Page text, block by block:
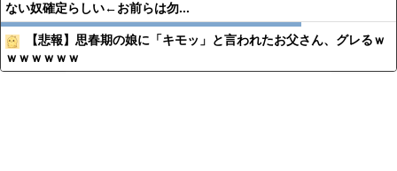
ない奴確定らしい←お前らは勿...
【悲報】思春期の娘に「キモッ」と言われたお父さん、グレるｗ
ｗｗｗｗｗｗ